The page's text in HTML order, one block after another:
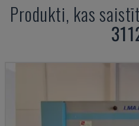
Produkti, kas